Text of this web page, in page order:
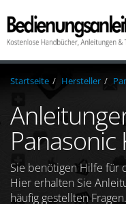
Startseite Hersteller
Panasonic
Sie benötigen Hilfe für
Hier erhalten Sie
häufig gestellten Fragen.